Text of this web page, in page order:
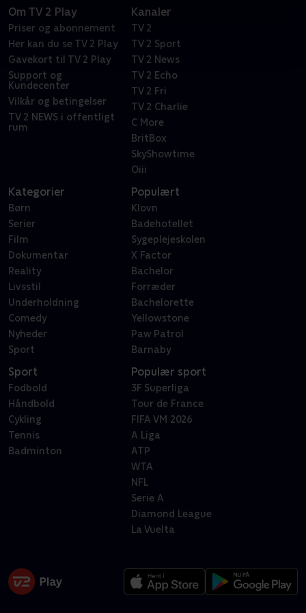
Om TV 2 Play
Priser og abonnement
Her kan du se TV 2 Play
Gavekort til TV 2 Play
Support og
Kundecenter
Vilkår og betingelser
TV 2 NEWS i offentligt
rum
Kanaler
TV 2
TV 2 Sport
TV 2 News
TV 2 Echo
TV 2 Fri
TV 2 Charlie
C More
BritBox
SkyShowtime
Oiii
Kategorier
Børn
Serier
Film
Dokumentar
Reality
Livsstil
Underholdning
Comedy
Nyheder
Sport
Populært
Klovn
Badehotellet
Sygeplejeskolen
X Factor
Bachelor
Forræder
Bachelorette
Yellowstone
Paw Patrol
Barnaby
Sport
Fodbold
Håndbold
Cykling
Tennis
Badminton
Populær sport
3F Superliga
Tour de France
FIFA VM 2026
A Liga
ATP
WTA
NFL
Serie A
Diamond League
La Vuelta